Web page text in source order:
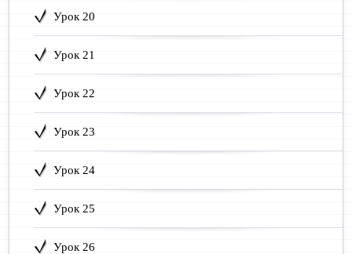
Урок 20
Урок 21
Урок 22
Урок 23
Урок 24
Урок 25
Урок 26